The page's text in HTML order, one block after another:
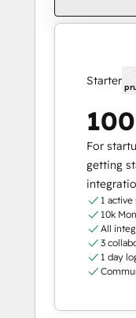
Starter
For
getting
1 active
10k
All
3
1 day